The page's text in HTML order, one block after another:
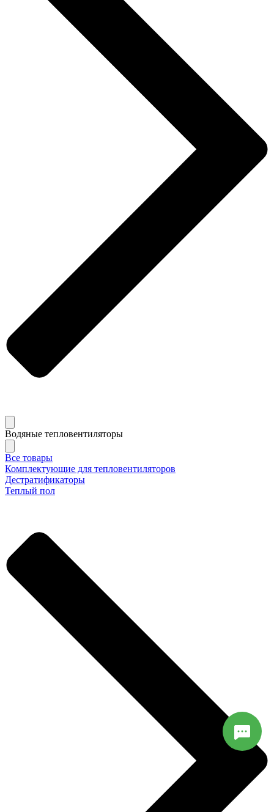
Водяные тепловентиляторы
Все товары
Комплектующие для тепловентиляторов
Дестратификаторы
Теплый пол